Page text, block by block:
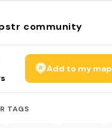
community
Add to my map
TAGS